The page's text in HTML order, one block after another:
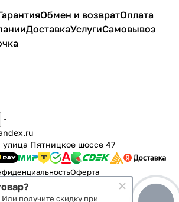
Обмен и возвратОплата
ДоставкаУслугиСамовывоз
улица Пятницкое шоссе 47
Оферта
Или получите скидку при